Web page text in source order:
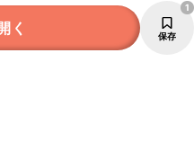
く 保存
1